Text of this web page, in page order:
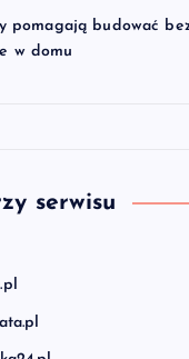
pomagają budować
w domu
serwisu